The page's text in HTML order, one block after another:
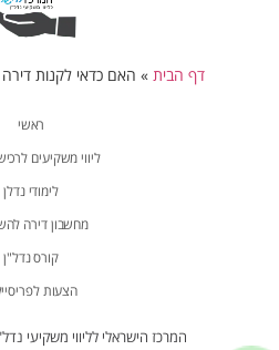
המרכז הישראלי לליווי משקיעי
ראשי
ליווי משקיעים
לימודי נדלן
מחשבון דירה
קורס נדל"ן
הצעות
דף הבית » האם כדאי לקנות דירה